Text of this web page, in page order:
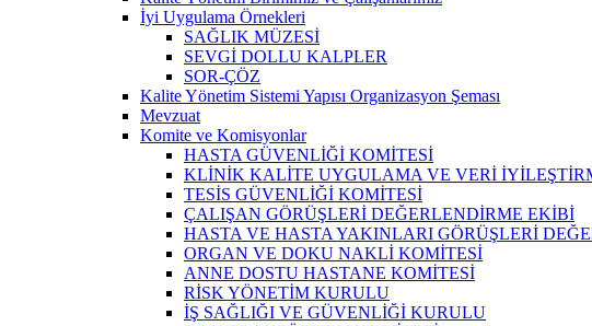
İyi Uygulama Örnekleri
SAĞLIK MÜZESİ
SEVGİ DOLLU KALPLER
SOR-ÇÖZ
Kalite Yönetim Sistemi Yapısı Organizasyon Şeması
Mevzuat
Komite ve Komisyonlar
HASTA GÜVENLİĞİ KOMİTESİ
KLİNİK KALİTE UYGULAMA VE VERİ
TESİS GÜVENLİĞİ KOMİTESİ
ÇALIŞAN GÖRÜŞLERİ DEĞERLENDİRME EKİBİ
HASTA VE HASTA YAKINLARI GÖRÜŞLERİ
ORGAN VE DOKU NAKLİ KOMİTESİ
ANNE DOSTU HASTANE KOMİTESİ
RİSK YÖNETİM KURULU
İŞ SAĞLIĞI VE GÜVENLİĞİ KURULU